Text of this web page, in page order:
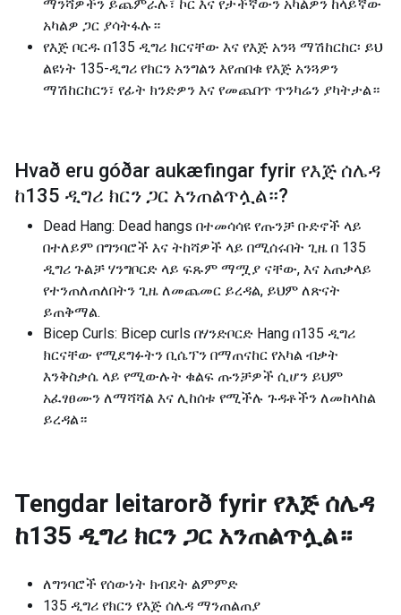
ማንሻዎችን ይጨምራሉ፣ ኮር እና የታችኛውን አካልዎን ከላይኛው
አካልዎ ጋር ያሳትፋሉ።
የእጅ ቦርዱ በ135 ዲግሪ ክርናቸው እና የእጅ አንጓ ማሽከርከር፡ ይህ
ልዩነት 135-ዲግሪ የክርን አንግልን እየጠበቁ የእጅ አንጓዎን
ማሽከርከርን፣ የፊት ክንድዎን እና የመጨበጥ ጥንካሬን ያካትታል።
Hvað eru góðar aukæfingar fyrir የእጅ ሰሌዳ
ከ135 ዲግሪ ክርን ጋር አንጠልጥሏል።?
Dead Hang: Dead hangs በተመሳሳዩ የጡንቻ ቡድኖች ላይ
በተለይም በግንባሮች እና ትከሻዎች ላይ በሚሰሩበት ጊዜ በ 135
ዲግሪ ጉልቻ ሃንግቦርድ ላይ ፍጹም ማሟያ ናቸው, እና አጠቃላይ
የተንጠለጠለበትን ጊዜ ለመጨመር ይረዳል, ይህም ለጽናት
ይጠቅማል.
Bicep Curls: Bicep curls በሃንድቦርድ Hang በ135 ዲግሪ
ክርናቸው የሚደግፉትን ቢሴፕን በማጠናከር የአካል ብቃት
እንቅስቃሴ ላይ የሚውሉት ቁልፍ ጡንቻዎች ሲሆን ይህም
አፈፃፀሙን ለማሻሻል እና ሊከሰቱ የሚችሉ ጉዳቶችን ለመከላከል
ይረዳል።
Tengdar leitarorð fyrir የእጅ ሰሌዳ
ከ135 ዲግሪ ክርን ጋር አንጠልጥሏል።
ለግንባሮች የሰውነት ክብደት ልምምድ
135 ዲግሪ የክርን የእጅ ሰሌዳ ማንጠልጠያ